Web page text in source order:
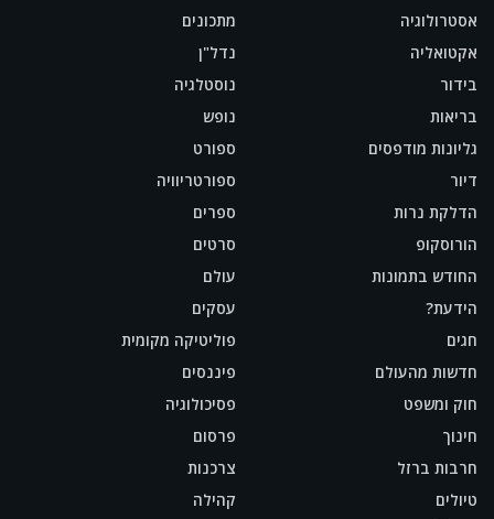
אסטרולוגיה
אקטואליה
בידור
בריאות
גליונות מודפסים
דיור
הדלקת נרות
הורוסקופ
החודש בתמונות
הידעת?
חגים
חדשות מהעולם
חוק ומשפט
חינוך
חרבות ברזל
טיולים
מתכונים
נדל"ן
נוסטלגיה
נופש
ספורט
ספורטריוויה
ספרים
סרטים
עולם
עסקים
פוליטיקה מקומית
פיננסים
פסיכולוגיה
פרסום
צרכנות
קהילה